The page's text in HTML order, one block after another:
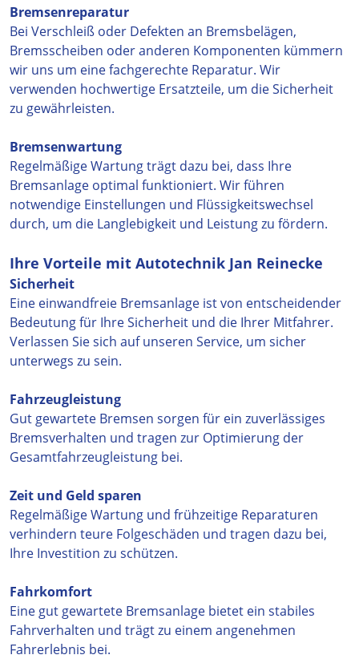
Bremsenreparatur
Bei Verschleiß oder Defekten an Bremsbelägen,
Bremsscheiben oder anderen Komponenten kümmern
wir uns um eine fachgerechte Reparatur. Wir
verwenden hochwertige Ersatzteile, um die Sicherheit
zu gewährleisten.
Bremsenwartung
Regelmäßige Wartung trägt dazu bei, dass Ihre
Bremsanlage optimal funktioniert. Wir führen
notwendige Einstellungen und Flüssigkeitswechsel
durch, um die Langlebigkeit und Leistung zu fördern.
Ihre Vorteile mit Autotechnik Jan Reinecke
Sicherheit
Eine einwandfreie Bremsanlage ist von entscheidender
Bedeutung für Ihre Sicherheit und die Ihrer Mitfahrer.
Verlassen Sie sich auf unseren Service, um sicher
unterwegs zu sein.
Fahrzeugleistung
Gut gewartete Bremsen sorgen für ein zuverlässiges
Bremsverhalten und tragen zur Optimierung der
Gesamtfahrzeugleistung bei.
Zeit und Geld sparen
Regelmäßige Wartung und frühzeitige Reparaturen
verhindern teure Folgeschäden und tragen dazu bei,
Ihre Investition zu schützen.
Fahrkomfort
Eine gut gewartete Bremsanlage bietet ein stabiles
Fahrverhalten und trägt zu einem angenehmen
Fahrerlebnis bei.